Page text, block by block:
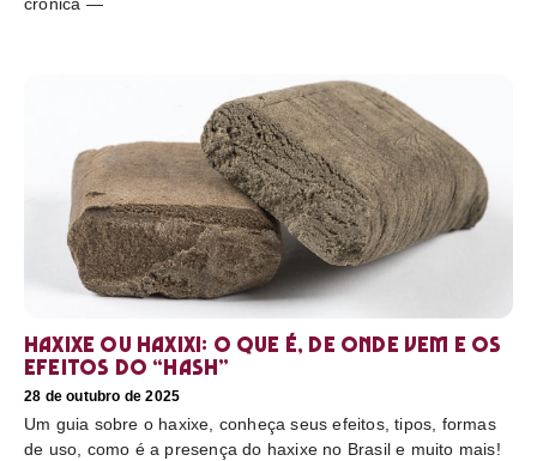
Haxixe ou Haxixi: o que é, de onde vem e os
efeitos do “hash”
28 de outubro de 2025
Um guia sobre o haxixe, conheça seus efeitos, tipos, formas
de uso, como é a presença do haxixe no Brasil e muito mais!